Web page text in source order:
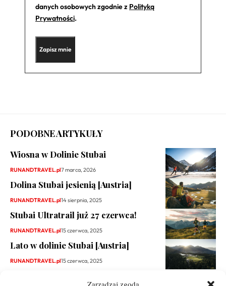
Zarządzaj zgodą
danych osobowych zgodnie z Polityką
Prywatności.
PODOBNE ARTYKUŁY
Wiosna w Dolinie Stubai
RUNANDTRAVEL.pl7 marca, 2026
Dolina Stubai jesienią [Austria]
RUNANDTRAVEL.pl14 sierpnia, 2025
Stubai Ultratrail już 27 czerwca!
RUNANDTRAVEL.pl15 czerwca, 2025
Lato w dolinie Stubai [Austria]
RUNANDTRAVEL.pl15 czerwca, 2025